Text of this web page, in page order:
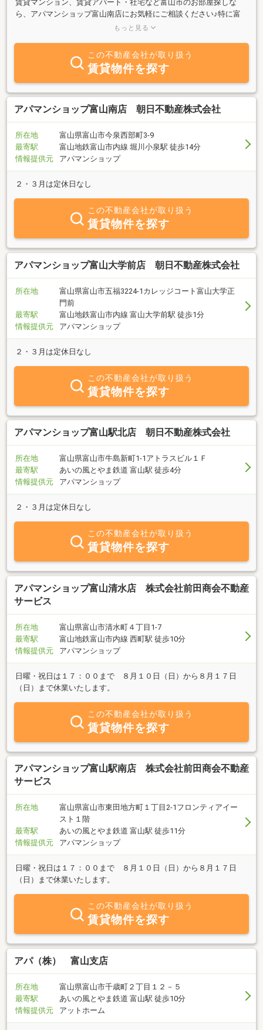
賃貸マンション、賃貸アパート・社宅など富山市のお部屋探しな
ら、アパマンショップ富山南店にお気軽にご相談ください♪特に富
山市中心部から富山市南部はおまかせください！新築物件情報も豊
沿いでとても便利な立地です！ぜひ一度ご来店くださいませ♪２，
３月は休まず毎日元気に営業しております！！
もっと見る
この不動産会社が取り扱う
賃貸物件を探す
アパマンショップ富山南店 朝日不動産株式会社
所在地
富山県富山市今泉西部町3-9
最寄駅
富山地鉄富山市内線 堀川小泉駅 徒歩14分
情報提供元
アパマンショップ
２・３月は定休日なし
この不動産会社が取り扱う
賃貸物件を探す
アパマンショップ富山大学前店 朝日不動産株式会社
所在地
富山県富山市五福3224-1カレッジコート富山大学正
門前
最寄駅
富山地鉄富山市内線 富山大学前駅 徒歩1分
情報提供元
アパマンショップ
２・３月は定休日なし
この不動産会社が取り扱う
賃貸物件を探す
アパマンショップ富山駅北店 朝日不動産株式会社
所在地
富山県富山市牛島新町1-1アトラスビル１Ｆ
最寄駅
あいの風とやま鉄道 富山駅 徒歩4分
情報提供元
アパマンショップ
２・３月は定休日なし
この不動産会社が取り扱う
賃貸物件を探す
アパマンショップ富山清水店 株式会社前田商会不動産
サービス
所在地
富山県富山市清水町４丁目1-7
最寄駅
富山地鉄富山市内線 西町駅 徒歩10分
情報提供元
アパマンショップ
日曜・祝日は１７：００まで ８月１０日（日）から８月１７日
（日）まで休業いたします。
この不動産会社が取り扱う
賃貸物件を探す
アパマンショップ富山駅南店 株式会社前田商会不動産
サービス
所在地
富山県富山市東田地方町１丁目2-1フロンティアイー
スト１階
最寄駅
あいの風とやま鉄道 富山駅 徒歩11分
情報提供元
アパマンショップ
日曜・祝日は１７：００まで ８月１０日（日）から８月１７日
（日）まで休業いたします。
この不動産会社が取り扱う
賃貸物件を探す
アパ（株） 富山支店
所在地
富山県富山市千歳町２丁目１２－５
最寄駅
あいの風とやま鉄道 富山駅 徒歩10分
情報提供元
アットホーム